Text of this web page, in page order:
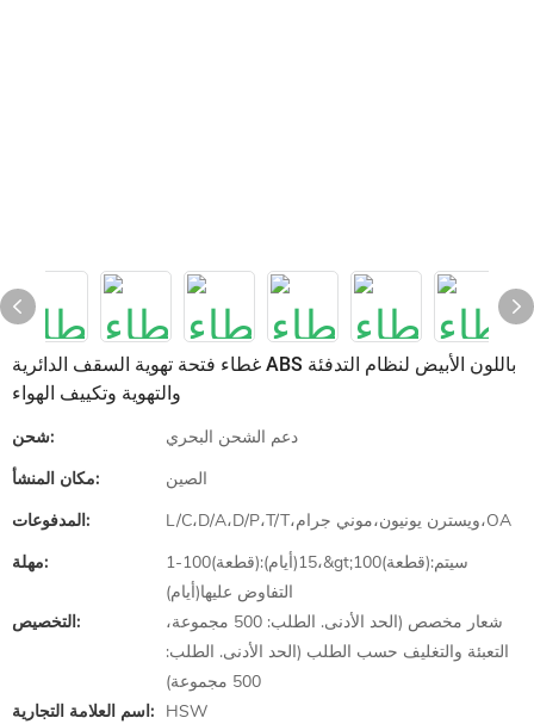
غطاء فتحة تهوية السقف الدائرية ABS باللون الأبيض لنظام التدفئة
والتهوية وتكييف الهواء
شحن:
دعم الشحن البحري
مكان المنشأ:
الصين
المدفوعات:
L/C،D/A،D/P،T/T،ويسترن يونيون،موني جرام،OA
مهلة:
1-100(قطعة):15(أيام)،&gt;100(قطعة):سيتم
التفاوض عليها(أيام)
التخصيص:
شعار مخصص (الحد الأدنى. الطلب: 500 مجموعة،
التعبئة والتغليف حسب الطلب (الحد الأدنى. الطلب:
500 مجموعة)
اسم العلامة التجارية: HSW